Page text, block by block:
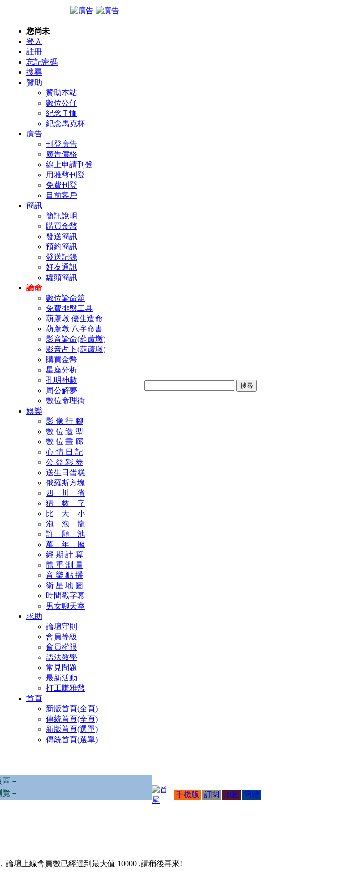
您尚未
登入
註冊
忘記密碼
搜尋
贊助
贊助本站
數位公仔
紀念Ｔ恤
紀念馬克杯
廣告
刊登廣告
廣告價格
線上申請刊登
用雅幣刊登
免費刊登
目前客戶
簡訊
簡訊說明
購買金幣
發送簡訊
預約簡訊
發送記錄
好友通訊
罐頭簡訊
論命
數位論命舘
免費排盤工具
葫蘆墩 優生造命
葫蘆墩 八字命書
影音論命(葫蘆墩)
影音占卜(葫蘆墩)
購買金幣
星座分析
孔明神數
周公解夢
數位命理街
娛樂
影 像 行 腳
數 位 造 型
數 位 畫 廊
心 情 日 記
公 益 彩 券
送生日蛋糕
俄羅斯方塊
四 川 省
猜 數 字
比 大 小
泡 泡 龍
許 願 池
萬 年 曆
經 期 計 算
體 重 測 量
音 樂 點 播
衛 星 地 圖
時間戳字幕
男女聊天室
求助
論壇守則
會員等級
會員權限
語法教學
常見問題
最新活動
打工賺雅幣
首頁
新版首頁(全頁)
傳統首頁(全頁)
新版首頁(選單)
傳統首頁(選單)
區－
覽－
手機版 訂閱 地圖 簡體
論壇上線會員數已經達到最大值 10000 ,請稍後再來!